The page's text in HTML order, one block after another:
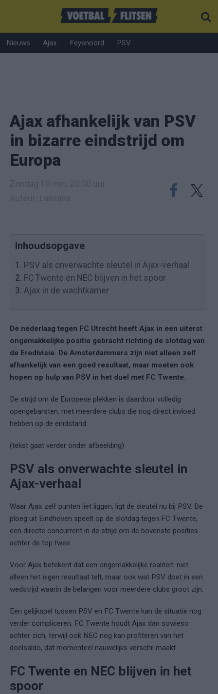
Nieuws Ajax Feyenoord PSV
Ajax afhankelijk van PSV
in bizarre eindstrijd om
Europa
Inhoudsopgave
1. PSV als onverwachte sleutel in Ajax-verhaal
2. FC Twente en NEC blijven in het spoor
3. Ajax in de wachtkamer
De nederlaag tegen FC Utrecht heeft Ajax in een uiterst
ongemakkelijke positie gebracht richting de slotdag van
de Eredivisie. De Amsterdammers zijn niet alleen zelf
afhankelijk van een goed resultaat, maar moeten ook
hopen op hulp van PSV in het duel met FC Twente.
De strijd om de Europese plekken is daardoor volledig
opengebarsten, met meerdere clubs die nog direct invloed
hebben op de eindstand.
(tekst gaat verder onder afbeelding)
PSV als onverwachte sleutel in
Ajax-verhaal
Waar Ajax zelf punten liet liggen, ligt de sleutel nu bij PSV. De
ploeg uit Eindhoven speelt op de slotdag tegen FC Twente,
een directe concurrent in de strijd om de bovenste posities
achter de top twee.
Voor Ajax betekent dat een ongemakkelijke realiteit: niet
alleen het eigen resultaat telt, maar ook wat PSV doet in een
wedstrijd waarin de belangen voor meerdere clubs groot zijn.
Een gelijkspel tussen PSV en FC Twente kan de situatie nog
verder compliceren. FC Twente houdt Ajax dan sowieso
achter zich, terwijl ook NEC nog kan profiteren van het
doelsaldo, dat momenteel nauwelijks verschil maakt.
FC Twente en NEC blijven in het
spoor